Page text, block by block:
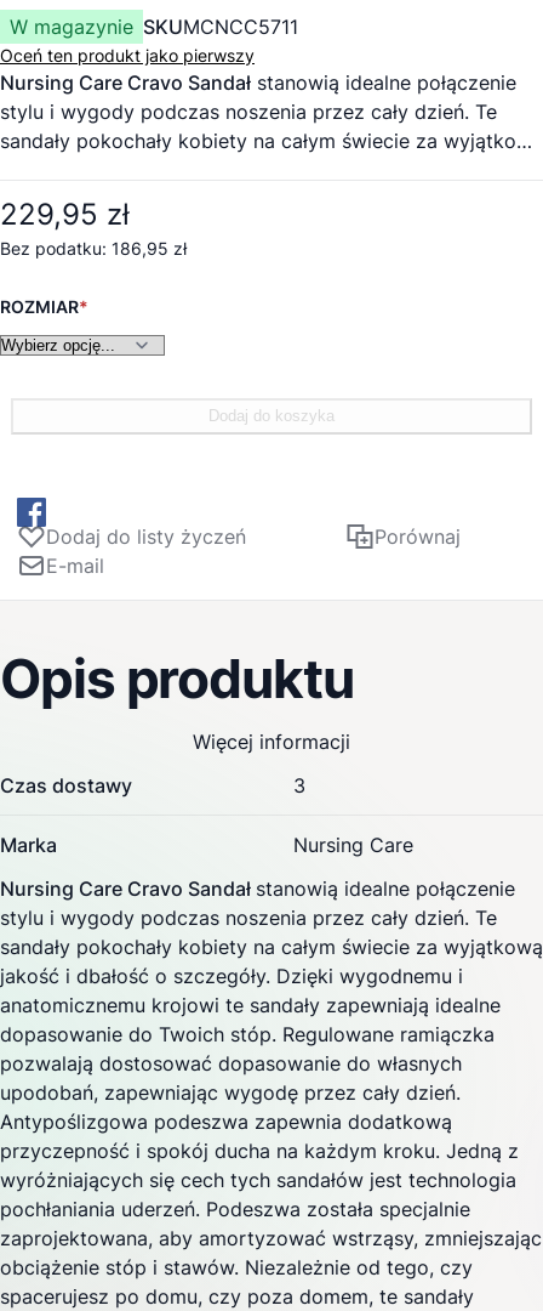
W magazynie SKUMCNCC5711
Oceń ten produkt jako pierwszy
Nursing Care Cravo Sandał stanowią idealne połączenie
stylu i wygody podczas noszenia przez cały dzień. Te
sandały pokochały kobiety na całym świecie za wyjątkową
anatomicznemu krojowi te sandały zapewniają idealne
dopasowanie do Twoich stóp. Regulowane ramiączka
pozwalają dostosować dopasowanie do własnych
Antypoślizgowa podeszwa zapewnia dodatkową
przyczepność i spokój ducha na każdym kroku. Jedną z
pochłaniania uderzeń. Podeszwa została specjalnie
zaprojektowana, aby amortyzować wstrząsy, zmniejszając
zapewnią Ci wygodę i wsparcie. Regulowana i wyjmowana
wkładka to kolejna cecha wyróżniająca te sandały.
Umożliwia dodanie własnych wkładek ortopedycznych lub
dostosowanie poziomu amortyzacji do własnych potrzeb.
lub wymagających dodatkowego wsparcia.
229,95 zł
186,95 zł
ROZMIAR
Dodaj do koszyka
Dodaj do listy życzeń
Porównaj
E-mail
Opis produktu
Więcej informacji
Czas dostawy
3
Marka
Nursing Care
Nursing Care Cravo Sandał stanowią idealne połączenie
stylu i wygody podczas noszenia przez cały dzień. Te
sandały pokochały kobiety na całym świecie za wyjątkową
jakość i dbałość o szczegóły. Dzięki wygodnemu i
anatomicznemu krojowi te sandały zapewniają idealne
dopasowanie do Twoich stóp. Regulowane ramiączka
pozwalają dostosować dopasowanie do własnych
upodobań, zapewniając wygodę przez cały dzień.
Antypoślizgowa podeszwa zapewnia dodatkową
przyczepność i spokój ducha na każdym kroku. Jedną z
wyróżniających się cech tych sandałów jest technologia
pochłaniania uderzeń. Podeszwa została specjalnie
zaprojektowana, aby amortyzować wstrząsy, zmniejszając
obciążenie stóp i stawów. Niezależnie od tego, czy
spacerujesz po domu, czy poza domem, te sandały